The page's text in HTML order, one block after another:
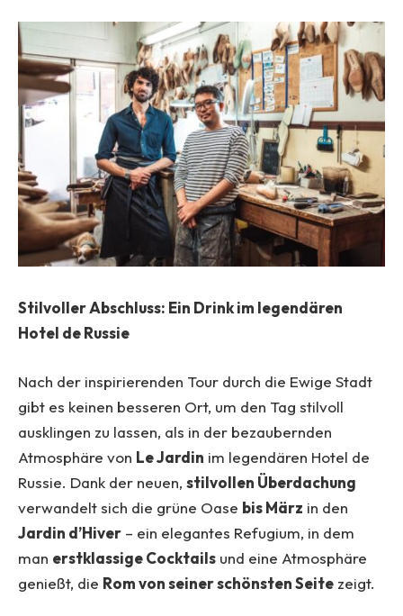
Stilvoller Abschluss: Ein Drink im legendären
Hotel de Russie
Nach der inspirierenden Tour durch die Ewige Stadt
gibt es keinen besseren Ort, um den Tag stilvoll
ausklingen zu lassen, als in der bezaubernden
Atmosphäre von Le Jardin im legendären Hotel de
Russie. Dank der neuen, stilvollen Überdachung
verwandelt sich die grüne Oase bis März in den
Jardin d’Hiver – ein elegantes Refugium, in dem
man erstklassige Cocktails und eine Atmosphäre
genießt, die Rom von seiner schönsten Seite zeigt.